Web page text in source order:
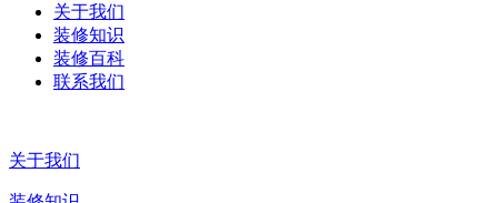
关于我们
装修知识
装修百科
联系我们
关于我们